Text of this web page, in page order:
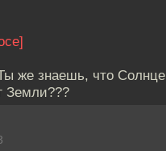
же знаешь, что Солнце
Земли???